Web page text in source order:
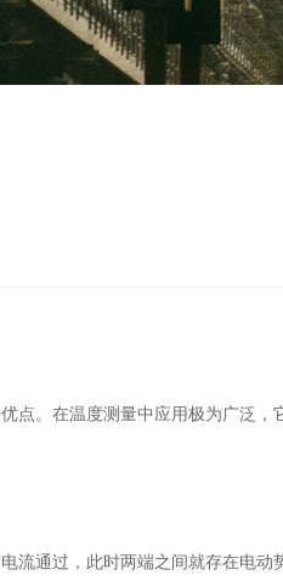
点。在温度测量中应用极为广泛，
通过，此时两端之间就存在电动